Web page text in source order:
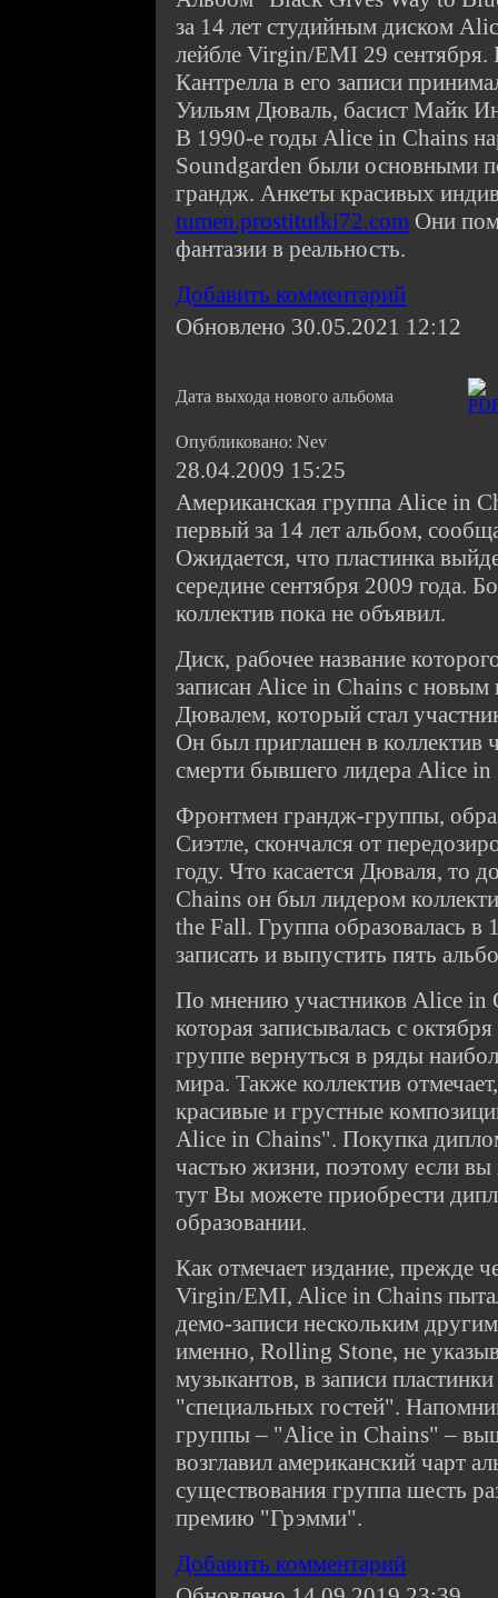
за 14 лет студийным диском
лейбле Virgin/EMI 29
Кантрелла в его записи
Уильям Дюваль, басист Майк
В 1990-е годы Alice in Chains
Soundgarden были основными
грандж. Анкеты красивых
tumen.prostitutki72.com Они
фантазии в реальность.
Добавить комментарий
Обновлено 30.05.2021 12:12
Дата выхода нового альбома
Опубликовано: Nev
28.04.2009 15:25
Американская группа Alice in
первый за 14 лет альбом,
Ожидается, что пластинка
середине сентября 2009 года.
коллектив пока не объявил.
Диск, рабочее название
записан Alice in Chains с
Дювалем, который стал
Он был приглашен в коллектив
смерти бывшего лидера Alice
Фронтмен грандж-группы,
Сиэтле, скончался от
году. Что касается Дюваля, то
Chains он был лидером
the Fall. Группа образовалась в
записать и выпустить пять
По мнению участников Alice in
которая записывалась с
группе вернуться в ряды
мира. Также коллектив
красивые и грустные
Alice in Chains". Покупка
частью жизни, поэтому если вы
тут Вы можете приобрести
образовании.
Как отмечает издание, прежде
Virgin/EMI, Alice in Chains
демо-записи нескольким
именно, Rolling Stone, не
музыкантов, в записи
"специальных гостей".
группы – "Alice in Chains" –
возглавил американский чарт
существования группа шесть
премию "Грэмми".
Добавить комментарий